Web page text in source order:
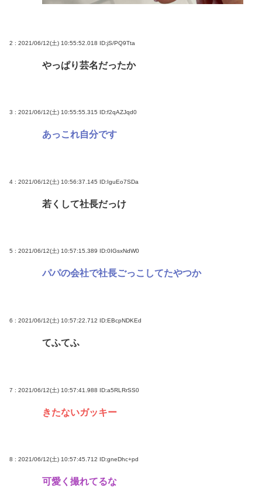
の？自民党の政治家だし普通に保守じゃん
2 : 2021/06/12(土) 10:55:52.018 ID:jS/PQ9Tta
やっぱり芸名だったか
3 : 2021/06/12(土) 10:55:55.315 ID:f2qAZJqd0
あっこれ自分です
4 : 2021/06/12(土) 10:56:37.145 ID:IguEo7SDa
若くして社長だっけ
5 : 2021/06/12(土) 10:57:15.389 ID:0IGsxNdW0
パパの会社で社長ごっこしてたやつか
6 : 2021/06/12(土) 10:57:22.712 ID:EBcpNDKEd
てふてふ
7 : 2021/06/12(土) 10:57:41.988 ID:a5RLRrSS0
きたないガッキー
8 : 2021/06/12(土) 10:57:45.712 ID:gneDhc+pd
可愛く撮れてるな